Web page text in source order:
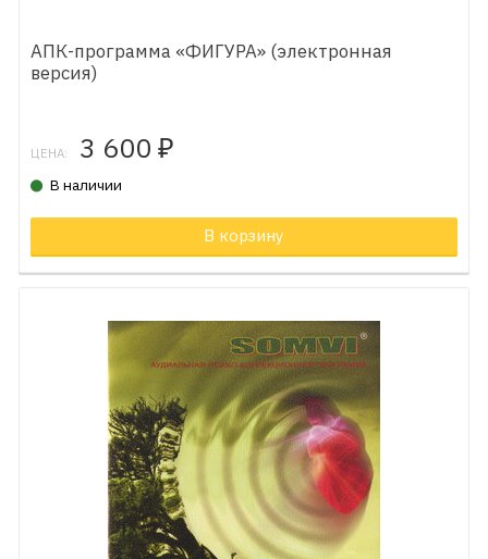
АПК-программа «ФИГУРА» (электронная
версия)
ЦЕНА: 3 600 ₽
В наличии
В корзину